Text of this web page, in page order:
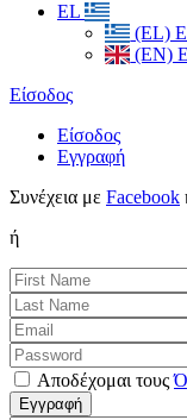
EL
(EL)
(EN)
Είσοδος
Είσοδος
Εγγραφή
Συνέχεια με Facebook
ή
Αποδέχομαι τους